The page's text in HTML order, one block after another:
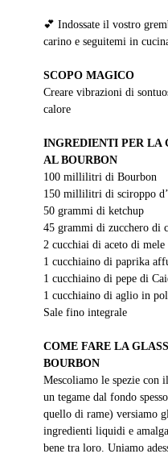
💕 Indossate il vostro
carino e seguitemi in
SCOPO MAGICO
Creare vibrazioni di
calore
INGREDIENTI PER LA
AL BOURBON
100 millilitri di Bourbon
150 millilitri di sciroppo
50 grammi di ketchup
45 grammi di zucchero di
2 cucchiai di aceto di mele
1 cucchiaino di paprika
1 cucchiaino di pepe di
1 cucchiaino di aglio in
Sale fino integrale
COME FARE LA
BOURBON
Mescoliamo le spezie con
un tegame dal fondo
quello di rame) versiamo
ingredienti liquidi e
bene tra loro. Uniamo